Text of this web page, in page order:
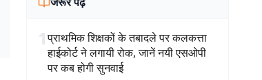
1प्राथमिक शिक्षकों के तबादले पर कलकत्ता
हाईकोर्ट ने लगायी रोक, जानें नयी एसओपी
पर कब होगी सुनवाई